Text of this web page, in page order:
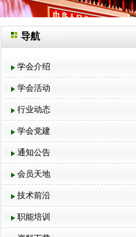
导航
学会介绍
学会活动
行业动态
学会党建
通知公告
会员天地
技术前沿
职能培训